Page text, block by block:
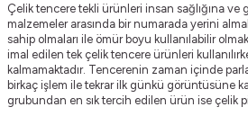
Çelik tencere tekli ürünleri insan sağlığına ve
malzemeler arasında bir numarada yerini
sahip olmaları ile ömür boyu kullanılabilir
imal edilen tek çelik tencere ürünleri
kalmamaktadır. Tencerenin zaman içinde
birkaç işlem ile tekrar ilk günkü görüntüsüne
grubundan en sık tercih edilen ürün ise çelik